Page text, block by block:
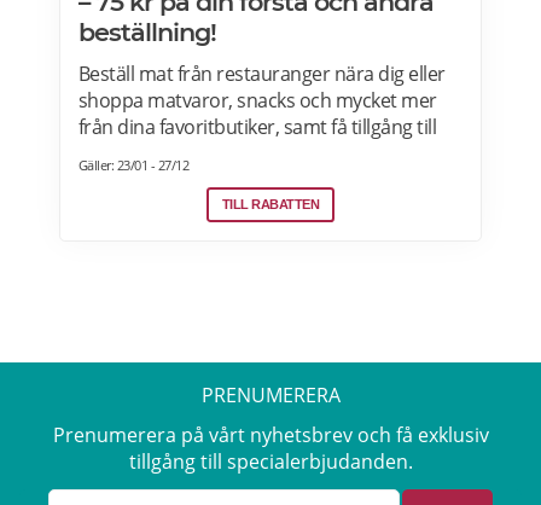
beställning!
Beställ mat från restauranger nära dig eller
shoppa matvaror, snacks och mycket mer
från dina favoritbutiker, samt få tillgång till
Efter att du klickat på "Till rabatten" får du en
Gäller: 23/01 - 27/12
TILL RABATTEN
PRENUMERERA
Prenumerera på vårt nyhetsbrev och få exklusiv
tillgång till specialerbjudanden.